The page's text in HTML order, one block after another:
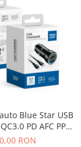
Blue Star USB
PD AFC PPS
cablu USB C la
RON